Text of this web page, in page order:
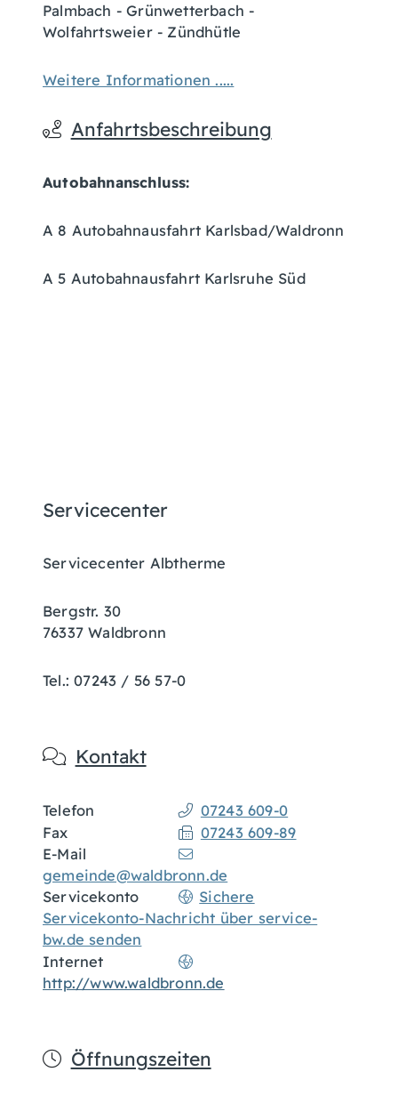
Palmbach - Grünwetterbach -
Wolfahrtsweier - Zündhütle
Weitere Informationen .....
Anfahrtsbeschreibung
Autobahnanschluss:
A 8 Autobahnausfahrt Karlsbad/Waldronn
A 5 Autobahnausfahrt Karlsruhe Süd
Servicecenter
Servicecenter Albtherme
Bergstr. 30
76337 Waldbronn
Tel.: 07243 / 56 57-0
Kontakt
Telefon
07243 609-0
Fax
07243 609-89
E-Mail
gemeinde@waldbronn.de
Servicekonto
Sichere
Servicekonto-Nachricht über service-
bw.de senden
Internet
http://www.waldbronn.de
Öffnungszeiten